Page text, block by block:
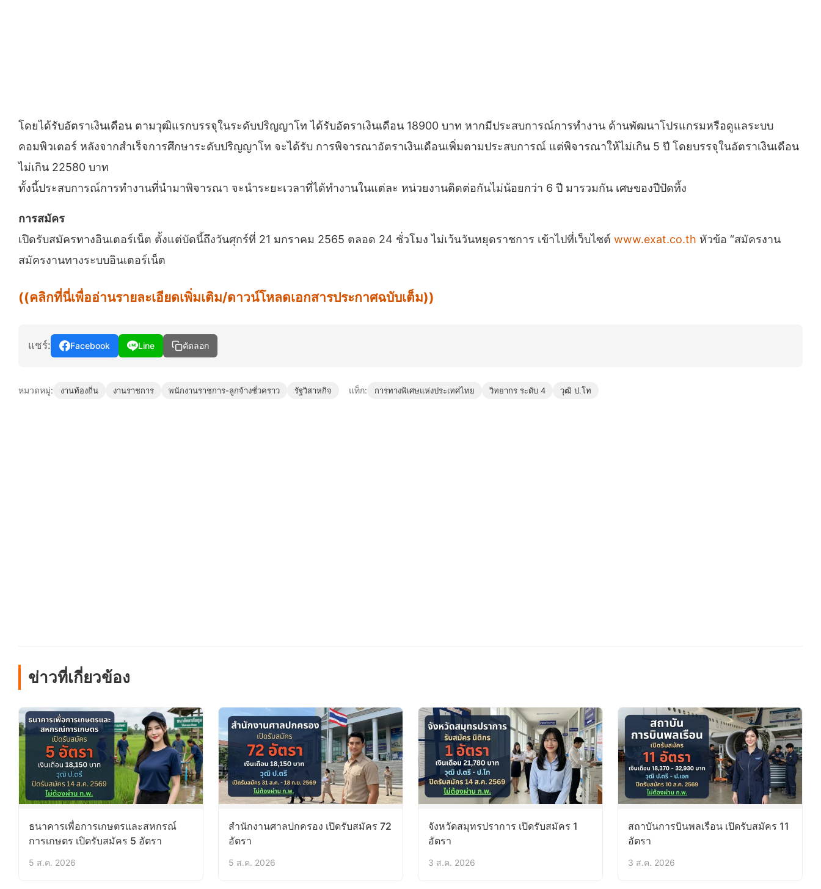
โดยได้รับอัตราเงินเดือน ตามวุฒิแรกบรรจุในระดับปริญญาโท ได้รับอัตราเงินเดือน 18900 บาท หากมีประสบการณ์การทำงาน ด้านพัฒนาโปรแกรมหรือดูแลระบบ
คอมพิวเตอร์ หลังจากสําเร็จการศึกษาระดับปริญญาโท จะได้รับ การพิจารณาอัตราเงินเดือนเพิ่มตามประสบการณ์ แต่พิจารณาให้ไม่เกิน 5 ปี โดยบรรจุในอัตราเงินเดือน
ไม่เกิน 22580 บาท
ทั้งนี้ประสบการณ์การทำงานที่นำมาพิจารณา จะนำระยะเวลาที่ได้ทำงานในแต่ละ หน่วยงานติดต่อกันไม่น้อยกว่า 6 ปี มารวมกัน เศษของปีปัดทิ้ง
การสมัคร
เปิดรับสมัครทางอินเตอร์เน็ต ตั้งแต่บัดนี้ถึงวันศุกร์ที่ 21 มกราคม 2565 ตลอด 24 ชั่วโมง ไม่เว้นวันหยุดราชการ เข้าไปที่เว็บไซต์ www.exat.co.th หัวข้อ “สมัครงาน
สมัครงานทางระบบอินเตอร์เน็ต
((คลิกที่นี่เพื่ออ่านรายละเอียดเพิ่มเติม/ดาวน์โหลดเอกสารประกาศฉบับเต็ม))
แชร์: Facebook Line คัดลอก
หมวดหมู่: งานท้องถิ่น งานราชการ พนักงานราชการ-ลูกจ้างชั่วคราว รัฐวิสาหกิจ แท็ก: การทางพิเศษแห่งประเทศไทย วิทยากร ระดับ 4 วุฒิ ป.โท
ข่าวที่เกี่ยวข้อง
ธนาคารเพื่อการเกษตรและสหกรณ์
การเกษตร เปิดรับสมัคร 5 อัตรา
5 ส.ค. 2026
สำนักงานศาลปกครอง เปิดรับสมัคร 72
อัตรา
5 ส.ค. 2026
จังหวัดสมุทรปราการ เปิดรับสมัคร 1
อัตรา
3 ส.ค. 2026
สถาบันการบินพลเรือน เปิดรับสมัคร 11
อัตรา
3 ส.ค. 2026